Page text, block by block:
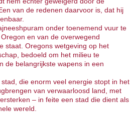
van de redenen daarvoor is, dat hij
onder toenemend vuur te
en van de overwegend
staat. Oregons wetgeving op het
bedoeld om het milieu te
de belangrijkste wapens in een
die enorm veel energie stopt in het
van verwaarloosd land, met
– in feite een stad die dient als
wereld.